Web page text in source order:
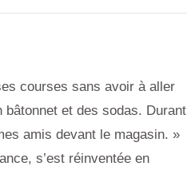
courses sans avoir à aller
et des sodas. Durant
amis devant le magasin. »
s’est réinventée en